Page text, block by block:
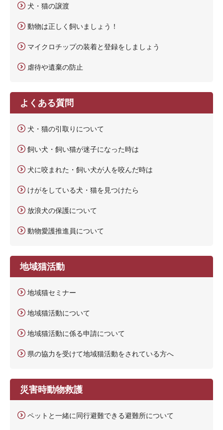
犬・猫の譲渡
動物は正しく飼いましょう！
マイクロチップの装着と登録をしましょう
虐待や遺棄の防止
よくある質問
犬・猫の引取りについて
飼い犬・飼い猫が迷子になった時は
犬に咬まれた・飼い犬が人を咬んだ時は
けがをしている犬・猫を見つけたら
放浪犬の保護について
動物愛護推進員について
地域猫活動
地域猫セミナー
地域猫活動について
地域猫活動に係る申請について
県の協力を受けて地域猫活動をされている方へ
災害時動物救護
ペットと一緒に同行避難できる避難所について